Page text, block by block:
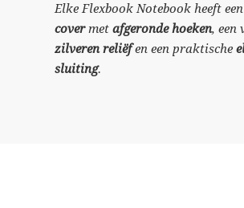
Elke Flexbook Notebook heeft
covermetafgeronde hoeken, een
zilveren reliëfen een praktische
sluiting.